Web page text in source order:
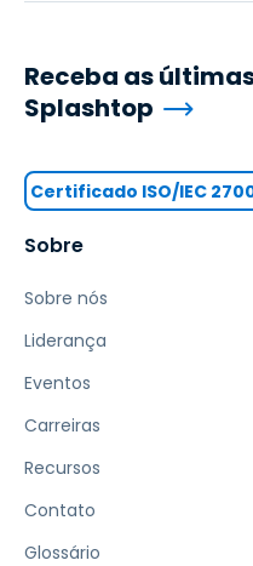
Sobre
Sobre nós
Liderança
Eventos
Carreiras
Recursos
Contato
Glossário
Receba as
Splashtop
Certificado ISO/IEC